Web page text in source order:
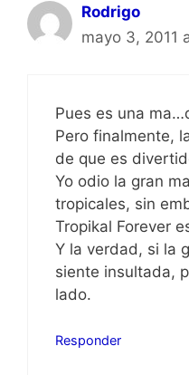
Rodrigo
mayo 3, 2011
Pues es una
Pero finalmente,
de que es
Yo odio la gran
tropicales, sin
Tropikal Forever
Y la verdad, si la
siente insultada,
lado.
Responder